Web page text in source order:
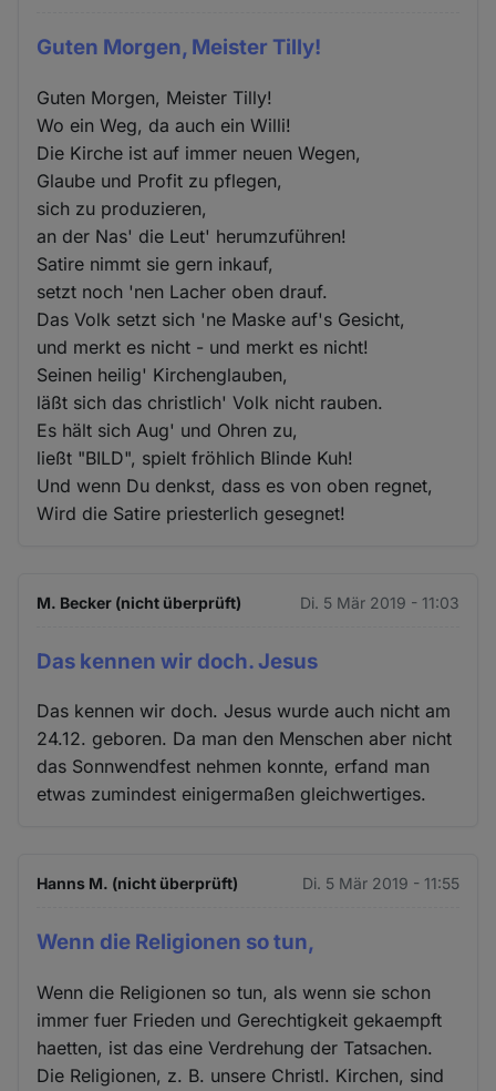
Guten Morgen, Meister Tilly!
Guten Morgen, Meister Tilly!
Wo ein Weg, da auch ein Willi!
Die Kirche ist auf immer neuen Wegen,
Glaube und Profit zu pflegen,
sich zu produzieren,
an der Nas' die Leut' herumzuführen!
Satire nimmt sie gern inkauf,
setzt noch 'nen Lacher oben drauf.
Das Volk setzt sich 'ne Maske auf's Gesicht,
und merkt es nicht - und merkt es nicht!
Seinen heilig' Kirchenglauben,
läßt sich das christlich' Volk nicht rauben.
Es hält sich Aug' und Ohren zu,
ließt "BILD", spielt fröhlich Blinde Kuh!
Und wenn Du denkst, dass es von oben regnet,
Wird die Satire priesterlich gesegnet!
M. Becker (nicht überprüft) Di. 5 Mär 2019 - 11:03
Das kennen wir doch. Jesus
Das kennen wir doch. Jesus wurde auch nicht am
24.12. geboren. Da man den Menschen aber nicht
das Sonnwendfest nehmen konnte, erfand man
etwas zumindest einigermaßen gleichwertiges.
Hanns M. (nicht überprüft) Di. 5 Mär 2019 - 11:55
Wenn die Religionen so tun,
Wenn die Religionen so tun, als wenn sie schon
immer fuer Frieden und Gerechtigkeit gekaempft
haetten, ist das eine Verdrehung der Tatsachen.
Die Religionen, z. B. unsere Christl. Kirchen, sind